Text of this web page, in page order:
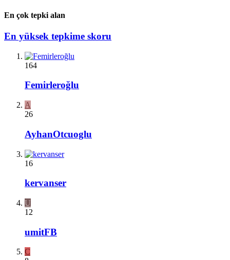
En çok tepki alan
En yüksek tepkime skoru
164
Femirleroğlu
A
26
AyhanOtcuoglu
16
kervanser
U
12
umitFB
C